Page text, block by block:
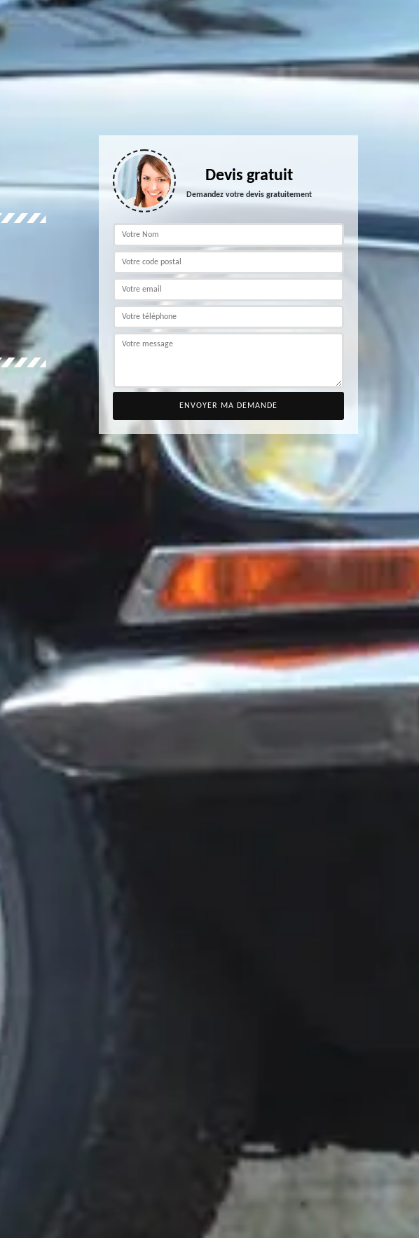
Devis gratuit
Demandez votre devis gratuitement